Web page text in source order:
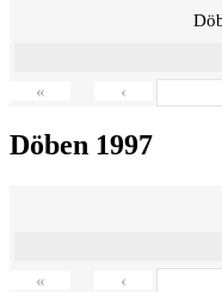
« ‹
Döben 1997
« ‹